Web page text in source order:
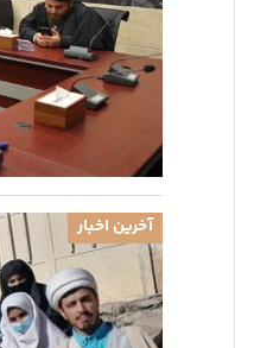
آخرین اخبار